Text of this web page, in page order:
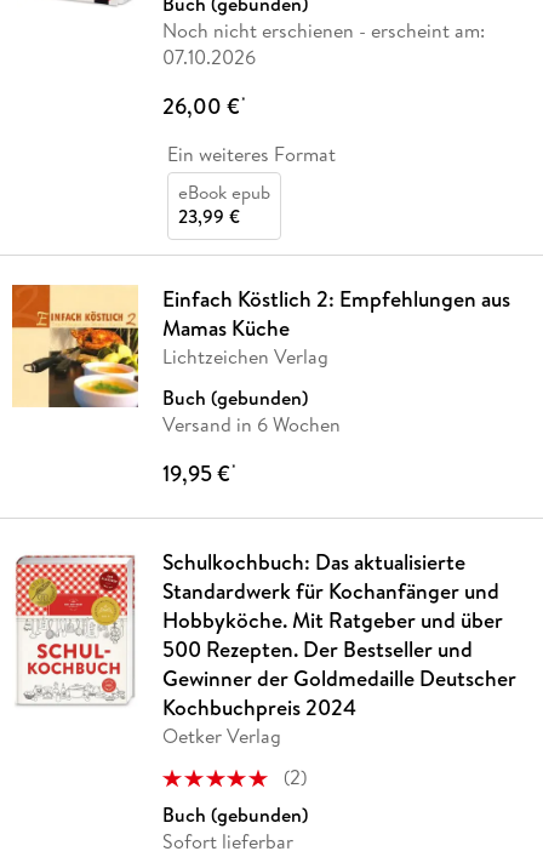
Noch nicht erschienen - erscheint am:
07.10.2026
26,00 €*
Ein weiteres Format
eBook epub
23,99 €
Einfach Köstlich 2: Empfehlungen aus
Mamas Küche
Lichtzeichen Verlag
Buch (gebunden)
Versand in 6 Wochen
19,95 €*
Schulkochbuch: Das aktualisierte
Standardwerk für Kochanfänger und
Hobbyköche. Mit Ratgeber und über
500 Rezepten. Der Bestseller und
Gewinner der Goldmedaille Deutscher
Kochbuchpreis 2024
Oetker Verlag
(2)
Buch (gebunden)
Sofort lieferbar